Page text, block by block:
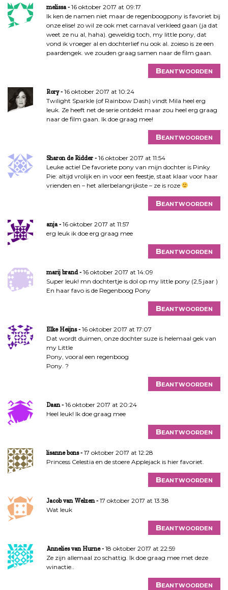
melissa
16 oktober 2017 at 09:17
Ik ken de namen niet maar de regenboogpony is favoriet bij
onze elise! zo wil ze ook met carnaval verkleed gaan (ja dat
weet ze nu al, haha). geweldig toch, my little pony, dat
vond ik vroeger al en dochterlief nu ook al. zoieso is ze een
paardengek. we zouden graag samen naar de film gaan.
Beantwoorden
Rory
16 oktober 2017 at 10:24
Twilight Sparkle (of Rainbow Dash) vindt Mila heel erg
leuk. Ze heeft net de serie ontdekt maar zou heel erg graag
naar de film gaan. Ik doe graag mee!
Beantwoorden
Sharon de Ridder
16 oktober 2017 at 11:54
Leuke actie! De favoriete pony van mijn dochter is Pinky
Pie: altijd vrolijk en in voor een feestje, staat klaar voor haar
vrienden en – het allerbelangrijkste – ze is roze
Beantwoorden
anja
16 oktober 2017 at 11:57
erg leuk ik doe erg graag mee
Beantwoorden
marij brand
16 oktober 2017 at 14:09
Super leuk! mn dochtertje is dol op my little pony (2,5 jaar )
En haar favo is de Regenboog Pony
Beantwoorden
Elke Heijns
16 oktober 2017 at 17:07
Dat wordt duimen, onze dochter suze is helemaal gek van
my Little
Pony, vooral een regenboog
Pony. ?
Beantwoorden
Daan
16 oktober 2017 at 20:24
Heel leuk! Ik doe graag mee
Beantwoorden
lisanne bons
17 oktober 2017 at 12:28
Princess Celestia en de stoere Applejack is hier favoriet.
Beantwoorden
Jacob van Welzen
17 oktober 2017 at 13:38
Wat leuk
Beantwoorden
Annelies van Hurne
18 oktober 2017 at 22:59
Ze zijn allemaal zo schattig. Ik doe graag mee met deze
winactie..
Beantwoorden